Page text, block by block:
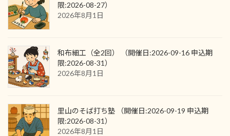
限:2026-08-27）
2026年8月1日
和布細工（全2回） （開催日:2026-09-16 申込期
限:2026-08-31）
2026年8月1日
里山のそば打ち塾 （開催日:2026-09-19 申込期
限:2026-08-31）
2026年8月1日